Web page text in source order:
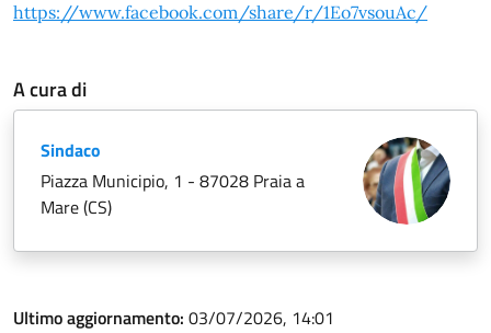
https://www.facebook.com/share/r/1Eo7vsouAc/
A cura di
Sindaco
Piazza Municipio, 1 - 87028 Praia a
Mare (CS)
Ultimo aggiornamento: 03/07/2026, 14:01